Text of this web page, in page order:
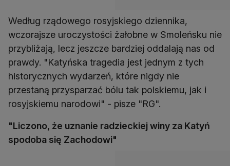
Według rządowego rosyjskiego dziennika,
wczorajsze uroczystości żałobne w Smoleńsku nie
przybliżają, lecz jeszcze bardziej oddalają nas od
prawdy. "Katyńska tragedia jest jednym z tych
historycznych wydarzeń, które nigdy nie
przestaną przysparzać bólu tak polskiemu, jak i
rosyjskiemu narodowi" - pisze "RG".
"Liczono, że uznanie radzieckiej winy za Katyń
spodoba się Zachodowi"